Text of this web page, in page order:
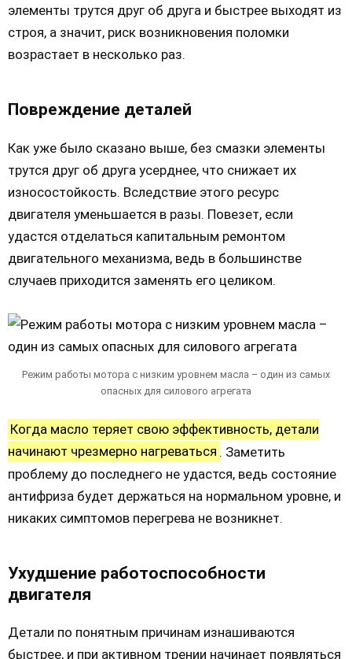
элементы трутся друг об друга и быстрее выходят из
строя, а значит, риск возникновения поломки
возрастает в несколько раз.
Повреждение деталей
Как уже было сказано выше, без смазки элементы
трутся друг об друга усерднее, что снижает их
износостойкость. Вследствие этого ресурс
двигателя уменьшается в разы. Повезет, если
удастся отделаться капитальным ремонтом
двигательного механизма, ведь в большинстве
случаев приходится заменять его целиком.
Режим работы мотора с низким уровнем масла – один из самых
опасных для силового агрегата
Когда масло теряет свою эффективность, детали
начинают чрезмерно нагреваться . Заметить
проблему до последнего не удастся, ведь состояние
антифриза будет держаться на нормальном уровне, и
никаких симптомов перегрева не возникнет.
Ухудшение работоспособности
двигателя
Детали по понятным причинам изнашиваются
быстрее, и при активном трении начинает появляться